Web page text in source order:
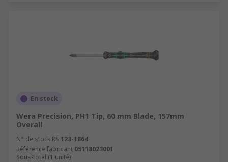
En stock
Wera Precision, PH1 Tip, 60 mm Blade, 157mm
Overall
N° de stock RS 123-1864
Référence fabricant 05118023001
Sous-total (1 unité)